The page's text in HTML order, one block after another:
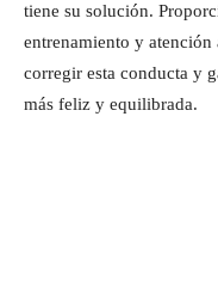
tiene su solución.
entrenamiento y atención
corregir esta conducta y
más feliz y equilibrada.